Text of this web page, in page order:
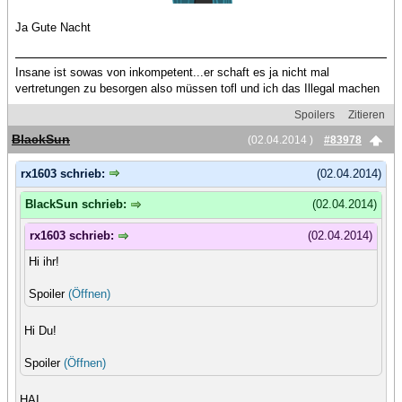
Ja Gute Nacht
Insane ist sowas von inkompetent...er schaft es ja nicht mal
vertretungen zu besorgen also müssen tofl und ich das Illegal machen
Spoilers
Zitieren
(02.04.2014 )
#83978
BlackSun
(02.04.2014)
rx1603 schrieb:
(02.04.2014)
BlackSun schrieb:
(02.04.2014)
rx1603 schrieb:
Hi ihr!
Spoiler (Öffnen)
Hi Du!
Spoiler (Öffnen)
HAI